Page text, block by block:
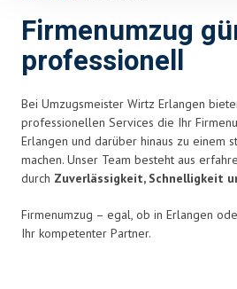
Firmenumzug
professionell
Bei Umzugsmeister Wirtz Erlangen
professionellen Services die Ihr
Erlangen und darüber hinaus zu einem
machen. Unser Team besteht aus
durch Zuverlässigkeit, Schnelligkeit
Firmenumzug – egal, ob in Erlangen
Ihr kompetenter Partner.